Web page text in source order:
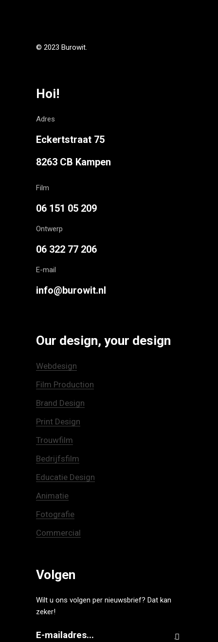
© 2023 Burowit.
Hoi!
Adres
Eckertstraat 75
8263 CB Kampen
Film
06 151 05 209
Ontwerp
06 322 77 206
E-mail
info@burowit.nl
Our design, your design
Webdesign
Film Production
Brand Design
Print Design
Trouwfilm
Bedrijfsfilm
Educatie Design
Animatie
Fotografie
Commercial
Volgen
Wilt u ons volgen per nieuwsbrief? Dat kan
zeker!